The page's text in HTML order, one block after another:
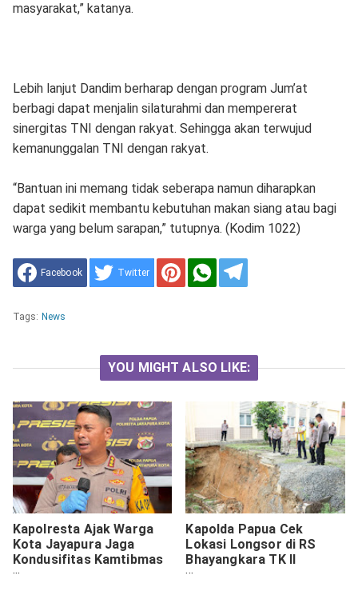
masyarakat,” katanya.
Lebih lanjut Dandim berharap dengan program Jum’at
berbagi dapat menjalin silaturahmi dan mempererat
sinergitas TNI dengan rakyat. Sehingga akan terwujud
kemanunggalan TNI dengan rakyat.
“Bantuan ini memang tidak seberapa namun diharapkan
dapat sedikit membantu kebutuhan makan siang atau bagi
warga yang belum sarapan,” tutupnya. (Kodim 1022)
Facebook Twitter
Tags: News
YOU MIGHT ALSO LIKE:
Kapolresta Ajak Warga
Kota Jayapura Jaga
Kondusifitas Kamtibmas
Jelang Putusan MK
Kapolda Papua Cek
Lokasi Longsor di RS
Bhayangkara TK II
Jayapura